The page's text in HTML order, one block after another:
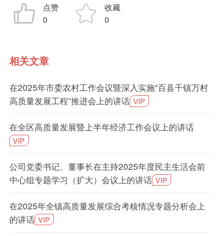
点赞
0
收藏
0
相关文章
在2025年市委农村工作会议暨深入实施“百县千镇万村
高质量发展工程”推进会上的讲话 VIP
在全区高质量发展暨上半年经济工作会议上的讲话
VIP
公司党委书记、董事长在主持2025年度民主生活会前
中心组专题学习（扩大）会议上的讲话 VIP
在2025年全镇高质量发展综合考核情况专题分析会上
的讲话 VIP